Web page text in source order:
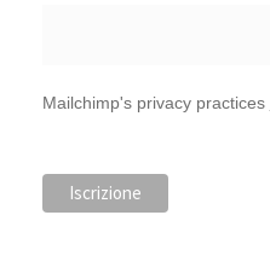
Mailchimp's privacy practices